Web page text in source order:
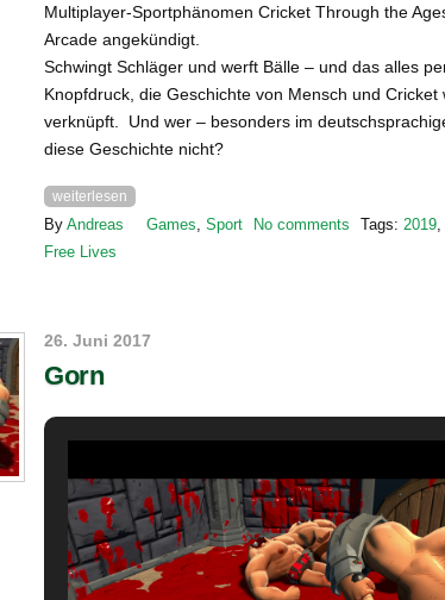
Multiplayer-Sportphänomen Cricket Through the
Arcade angekündigt.
Schwingt Schläger und werft Bälle – und das alles
Knopfdruck, die Geschichte von Mensch und Cricket
verknüpft. Und wer – besonders im
diese Geschichte nicht?
weiterlesen
By Andreas Games Sport No comments Tags: 2019
Free Lives
26. Juni 2017
Gorn